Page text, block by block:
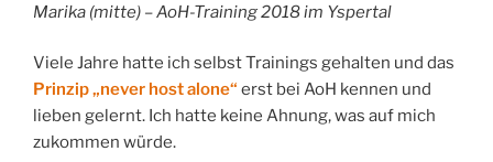
Marika (mitte) – AoH-Training 2018 im Yspertal
Viele Jahre hatte ich selbst Trainings gehalten und das
Prinzip „never host alone“ erst bei AoH kennen und
lieben gelernt. Ich hatte keine Ahnung, was auf mich
zukommen würde.